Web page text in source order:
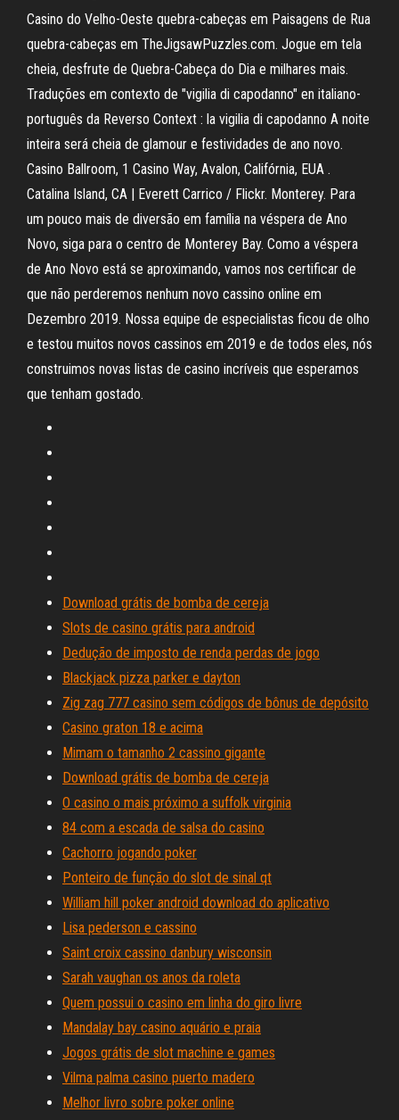
Casino do Velho-Oeste quebra-cabeças em Paisagens de Rua
quebra-cabeças em TheJigsawPuzzles.com. Jogue em tela
cheia, desfrute de Quebra-Cabeça do Dia e milhares mais.
Traduções em contexto de "vigilia di capodanno" en italiano-
português da Reverso Context : la vigilia di capodanno A noite
inteira será cheia de glamour e festividades de ano novo.
Casino Ballroom, 1 Casino Way, Avalon, Califórnia, EUA .
Catalina Island, CA | Everett Carrico / Flickr. Monterey. Para
um pouco mais de diversão em família na véspera de Ano
Novo, siga para o centro de Monterey Bay. Como a véspera
de Ano Novo está se aproximando, vamos nos certificar de
que não perderemos nenhum novo cassino online em
Dezembro 2019. Nossa equipe de especialistas ficou de olho
e testou muitos novos cassinos em 2019 e de todos eles, nós
construimos novas listas de casino incríveis que esperamos
que tenham gostado.
Download grátis de bomba de cereja
Slots de casino grátis para android
Dedução de imposto de renda perdas de jogo
Blackjack pizza parker e dayton
Zig zag 777 casino sem códigos de bônus de depósito
Casino graton 18 e acima
Mimam o tamanho 2 cassino gigante
Download grátis de bomba de cereja
O casino o mais próximo a suffolk virginia
84 com a escada de salsa do casino
Cachorro jogando poker
Ponteiro de função do slot de sinal qt
William hill poker android download do aplicativo
Lisa pederson e cassino
Saint croix cassino danbury wisconsin
Sarah vaughan os anos da roleta
Quem possui o casino em linha do giro livre
Mandalay bay casino aquário e praia
Jogos grátis de slot machine e games
Vilma palma casino puerto madero
Melhor livro sobre poker online